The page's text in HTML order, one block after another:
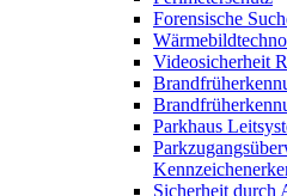
Forensische
Videosicherheit
Parkhaus
Sicherheit durch